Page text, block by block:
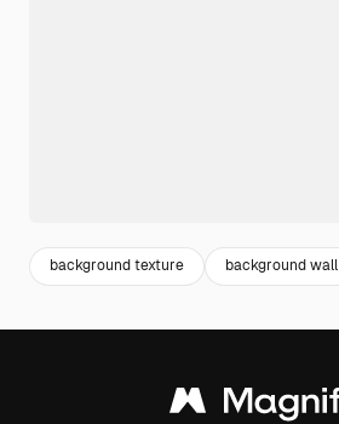
background texture background wall